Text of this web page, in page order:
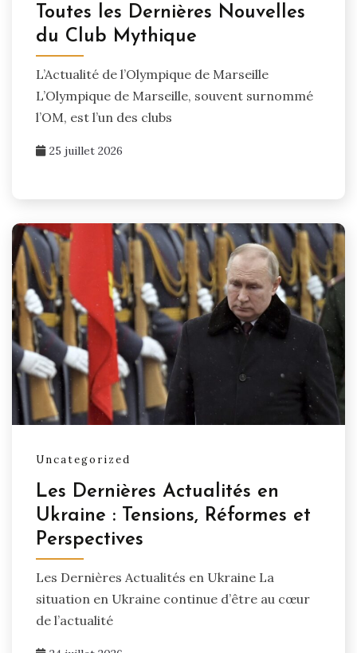
Toutes les Dernières Nouvelles
du Club Mythique
L’Actualité de l’Olympique de Marseille
L’Olympique de Marseille, souvent surnommé
l’OM, est l’un des clubs
25 juillet 2026
Uncategorized
Les Dernières Actualités en
Ukraine : Tensions, Réformes et
Perspectives
Les Dernières Actualités en Ukraine La
situation en Ukraine continue d’être au cœur
de l’actualité